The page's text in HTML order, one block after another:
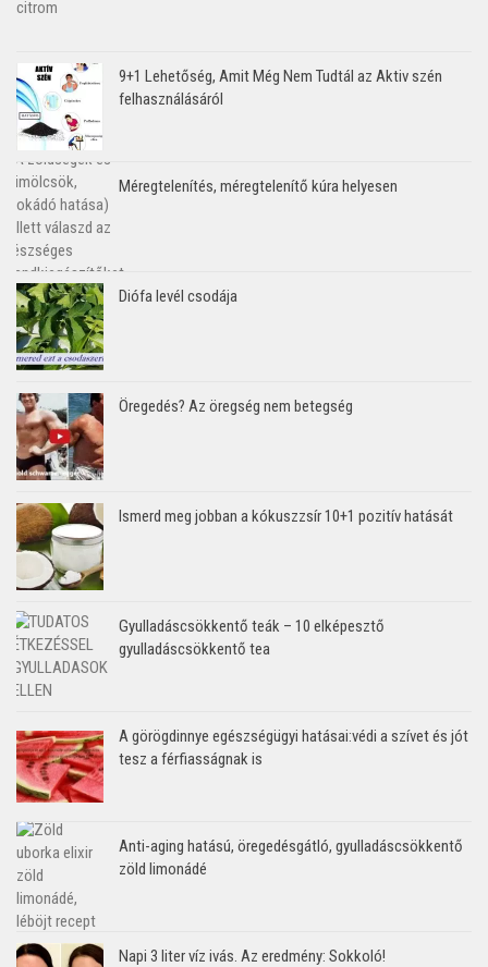
9+1 Lehetőség, Amit Még Nem Tudtál az Aktiv szén
felhasználásáról
Méregtelenítés, méregtelenítő kúra helyesen
Diófa levél csodája
Öregedés? Az öregség nem betegség
Ismerd meg jobban a kókuszzsír 10+1 pozitív hatását
Gyulladáscsökkentő teák – 10 elképesztő
gyulladáscsökkentő tea
A görögdinnye egészségügyi hatásai:védi a szívet és jót
tesz a férfiasságnak is
Anti-aging hatású, öregedésgátló, gyulladáscsökkentő
zöld limonádé
Napi 3 liter víz ivás. Az eredmény: Sokkoló!